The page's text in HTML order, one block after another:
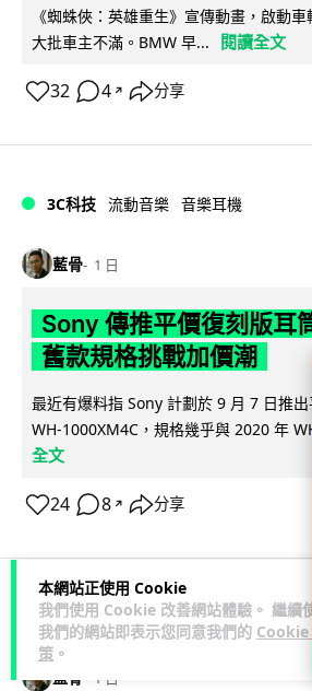
本網站正使用 Cookie
我們使用 Cookie 改善網站體驗。 繼續
我們的網站即表示您同意我們的 Cookie
策 。
《蜘蛛俠：英雄重生》宣傳動畫，啟動
大批車主不滿。BMW 早...
閱讀全文
32 4 ↗ 分享
3C科技 流動音樂 音樂耳機
藍骨 1 日
Sony 傳推平價復刻版
舊款規格挑戰加價潮
最近有爆料指 Sony 計劃於 9 月 7 日推出
WH-1000XM4C，規格幾乎與 2020 年
全文
24 8 ↗ 分享
人工智能
藍骨 1 日